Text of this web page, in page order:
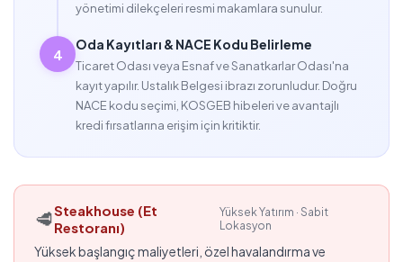
yönetimi dilekçeleri resmi makamlara sunulur.
4
Oda Kayıtları & NACE Kodu Belirleme
Ticaret Odası veya Esnaf ve Sanatkarlar Odası'na
kayıt yapılır. Ustalık Belgesi ibrazı zorunludur. Doğru
NACE kodu seçimi, KOSGEB hibeleri ve avantajlı
kredi fırsatlarına erişim için kritiktir.
🥩Steakhouse (Et
Restoranı)
Yüksek Yatırım · Sabit
Lokasyon
Yüksek başlangıç maliyetleri, özel havalandırma ve